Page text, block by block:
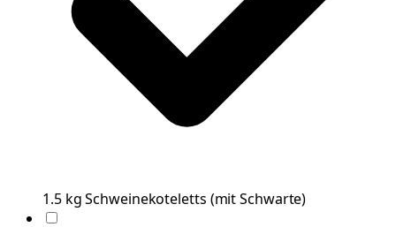
1.5 kgSchweinekoteletts (mit Schwarte)